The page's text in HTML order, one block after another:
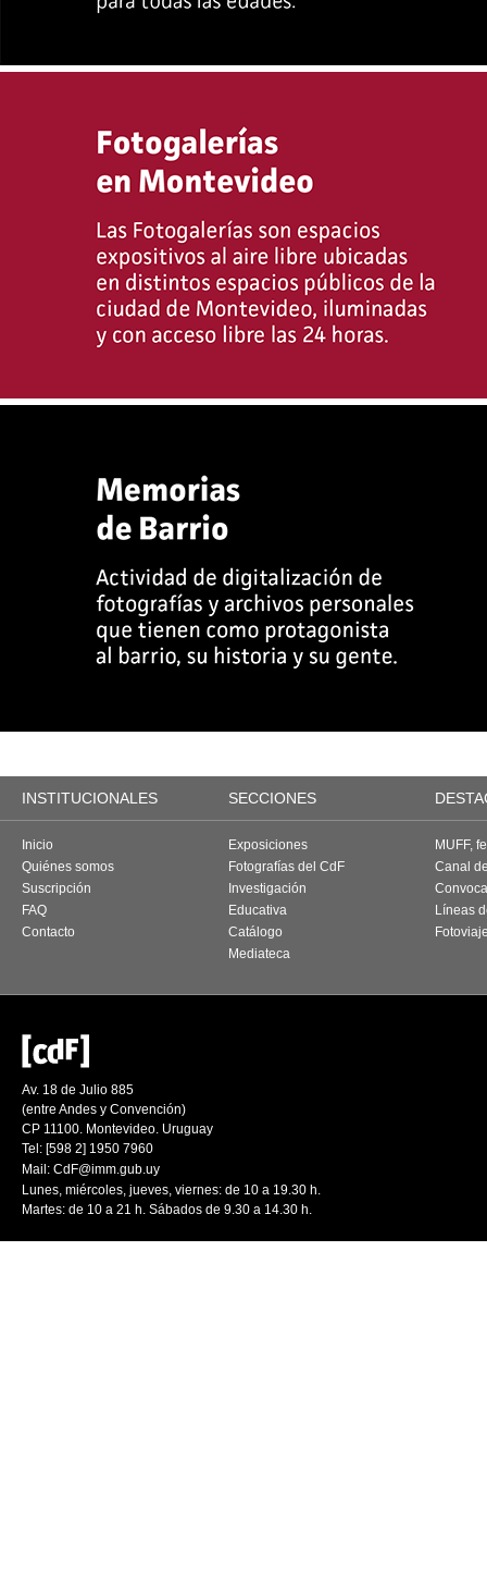
INSTITUCIONALES SECCIONES
Inicio
Quiénes somos
Suscripción
FAQ
Contacto
Exposiciones
Fotografías del CdF
Investigación
Educativa
Catálogo
Mediateca
MUFF,
Canal
Líneas
Av. 18 de Julio 885
(entre Andes y Convención)
CP 11100. Montevideo. Uruguay
Tel: [598 2] 1950 7960
Mail: CdF@imm.gub.uy
Lunes, miércoles, jueves, viernes: de 10 a 19.30 h.
Martes: de 10 a 21 h. Sábados de 9.30 a 14.30 h.